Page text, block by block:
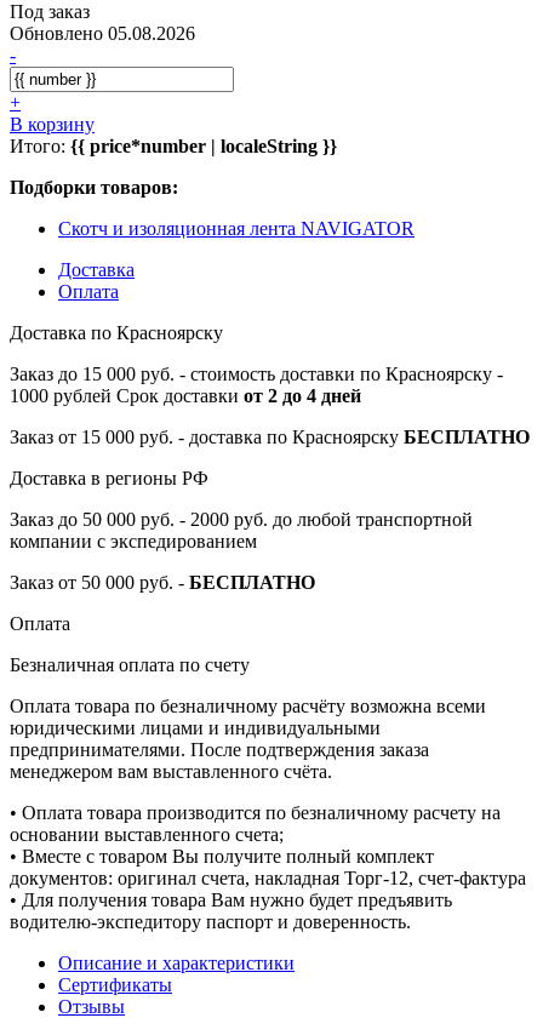
Под заказ
Обновлено 05.08.2026
-
+
В корзину
Итого: {{ price*number | localeString }}
Подборки товаров:
Скотч и изоляционная лента NAVIGATOR
Доставка
Оплата
Доставка по Красноярску
Заказ до 15 000 руб. - стоимость доставки по Красноярску -
1000 рублей Срок доставки от 2 до 4 дней
Заказ от 15 000 руб. - доставка по Красноярску БЕСПЛАТНО
Доставка в регионы РФ
Заказ до 50 000 руб. - 2000 руб. до любой транспортной
компании с экспедированием
Заказ от 50 000 руб. - БЕСПЛАТНО
Оплата
Безналичная оплата по счету
Оплата товара по безналичному расчёту возможна всеми
юридическими лицами и индивидуальными
предпринимателями. После подтверждения заказа
менеджером вам выставленного счёта.
• Оплата товара производится по безналичному расчету на
основании выставленного счета;
• Вместе с товаром Вы получите полный комплект
документов: оригинал счета, накладная Торг-12, счет-фактура
• Для получения товара Вам нужно будет предъявить
водителю-экспедитору паспорт и доверенность.
Описание и характеристики
Сертификаты
Отзывы